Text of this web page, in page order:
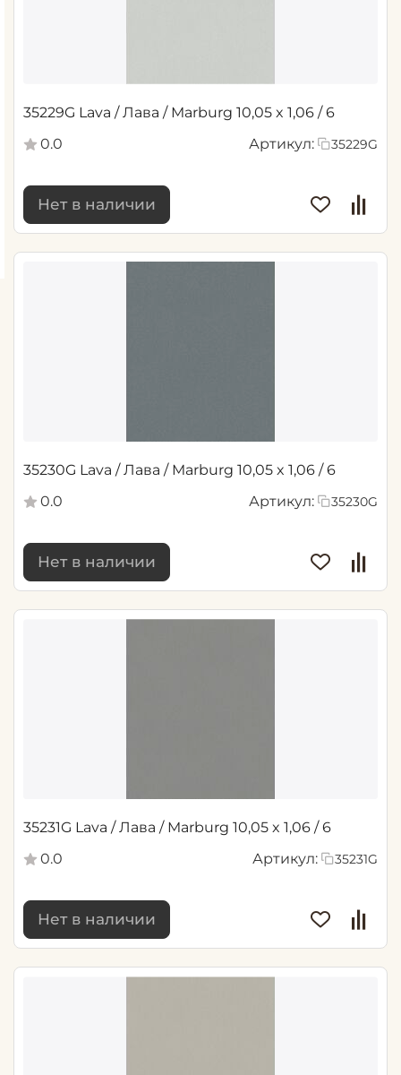
35229G Lava / Лава / Marburg 10,05 x 1,06 / 6
0.0
Артикул: 35229G
Нет в наличии
35230G Lava / Лава / Marburg 10,05 x 1,06 / 6
0.0
Артикул: 35230G
Нет в наличии
35231G Lava / Лава / Marburg 10,05 x 1,06 / 6
0.0
Артикул: 35231G
Нет в наличии